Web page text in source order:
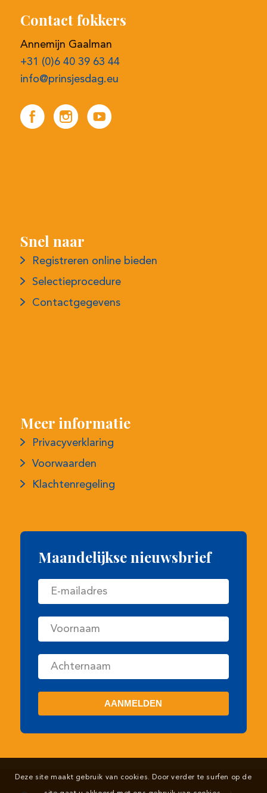
Contact fokkers
Annemijn Gaalman
+31 (0)6 40 39 63 44
info@prinsjesdag.eu
Snel naar
Registreren online bieden
Selectieprocedure
Contactgegevens
Meer informatie
Privacyverklaring
Voorwaarden
Klachtenregeling
Maandelijkse nieuwsbrief
Deze site maakt gebruik van cookies. Door verder te surfen op de